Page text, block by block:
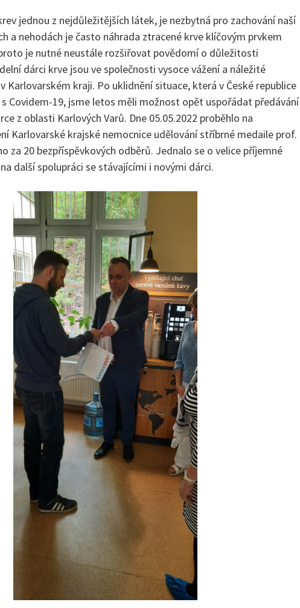
jednou z nejdůležitějších látek, je nezbytná pro zachování naší
a nehodách je často náhrada ztracené krve klíčovým prvkem
je nutné neustále rozšiřovat povědomí o důležitosti
dárci krve jsou ve společnosti vysoce vážení a náležité
Karlovarském kraji. Po uklidnění situace, která v České republice
Covidem-19, jsme letos měli možnost opět uspořádat předávání
z oblasti Karlových Varů. Dne 05.05.2022 proběhlo na
Karlovarské krajské nemocnice udělování stříbrné medaile prof.
za 20 bezpříspěvkových odběrů. Jednalo se o velice příjemné
další spolupráci se stávajícími i novými dárci.